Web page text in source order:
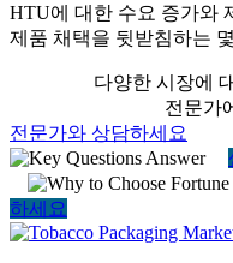
HTU에 대한 수요 증가와
제품 채택을 뒷받침하는
다양한 시장에
전문가
전문가와 상담하세요
하세요